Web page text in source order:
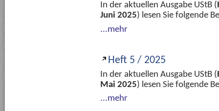
In der aktuellen Ausgabe UStB (
Juni 2025) lesen Sie folgende
...mehr
Heft 5 / 2025
In der aktuellen Ausgabe UStB (
Mai 2025) lesen Sie folgende
...mehr